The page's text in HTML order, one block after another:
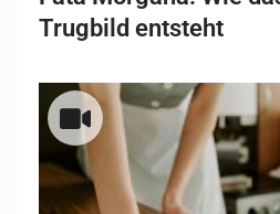
Trugbild entsteht